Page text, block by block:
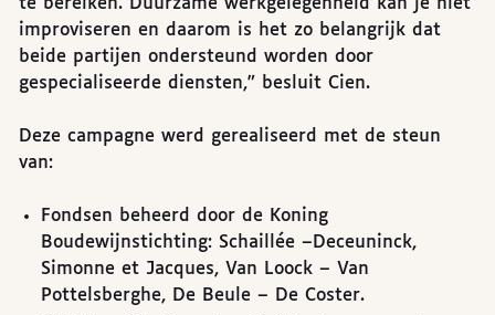
te bereiken. Duurzame werkgelegenheid kan je niet
improviseren en daarom is het zo belangrijk dat
beide partijen ondersteund worden door
gespecialiseerde diensten,” besluit Cien.
Deze campagne werd gerealiseerd met de steun
van:
Fondsen beheerd door de Koning
Boudewijnstichting: Schaillée –Deceuninck,
Simonne et Jacques, Van Loock – Van
Pottelsberghe, De Beule – De Coster.